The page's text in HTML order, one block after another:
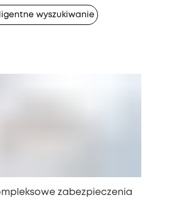
wyszukiwanie
zabezpieczenia